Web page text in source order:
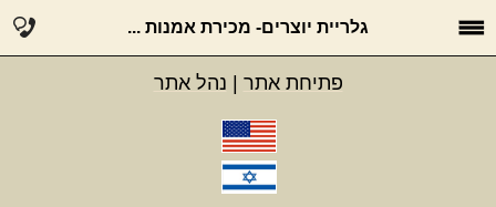
גלריית יוצרים- מכירת אמנות ...
פתיחת אתר נהל אתר